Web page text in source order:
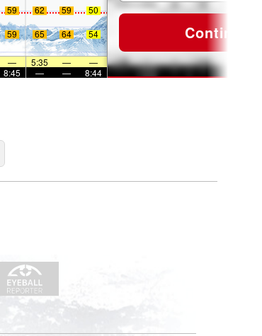
59 62 59
50
59 65 64 54
— 5:35 —
—
8:45 — — 8:44
Continuar